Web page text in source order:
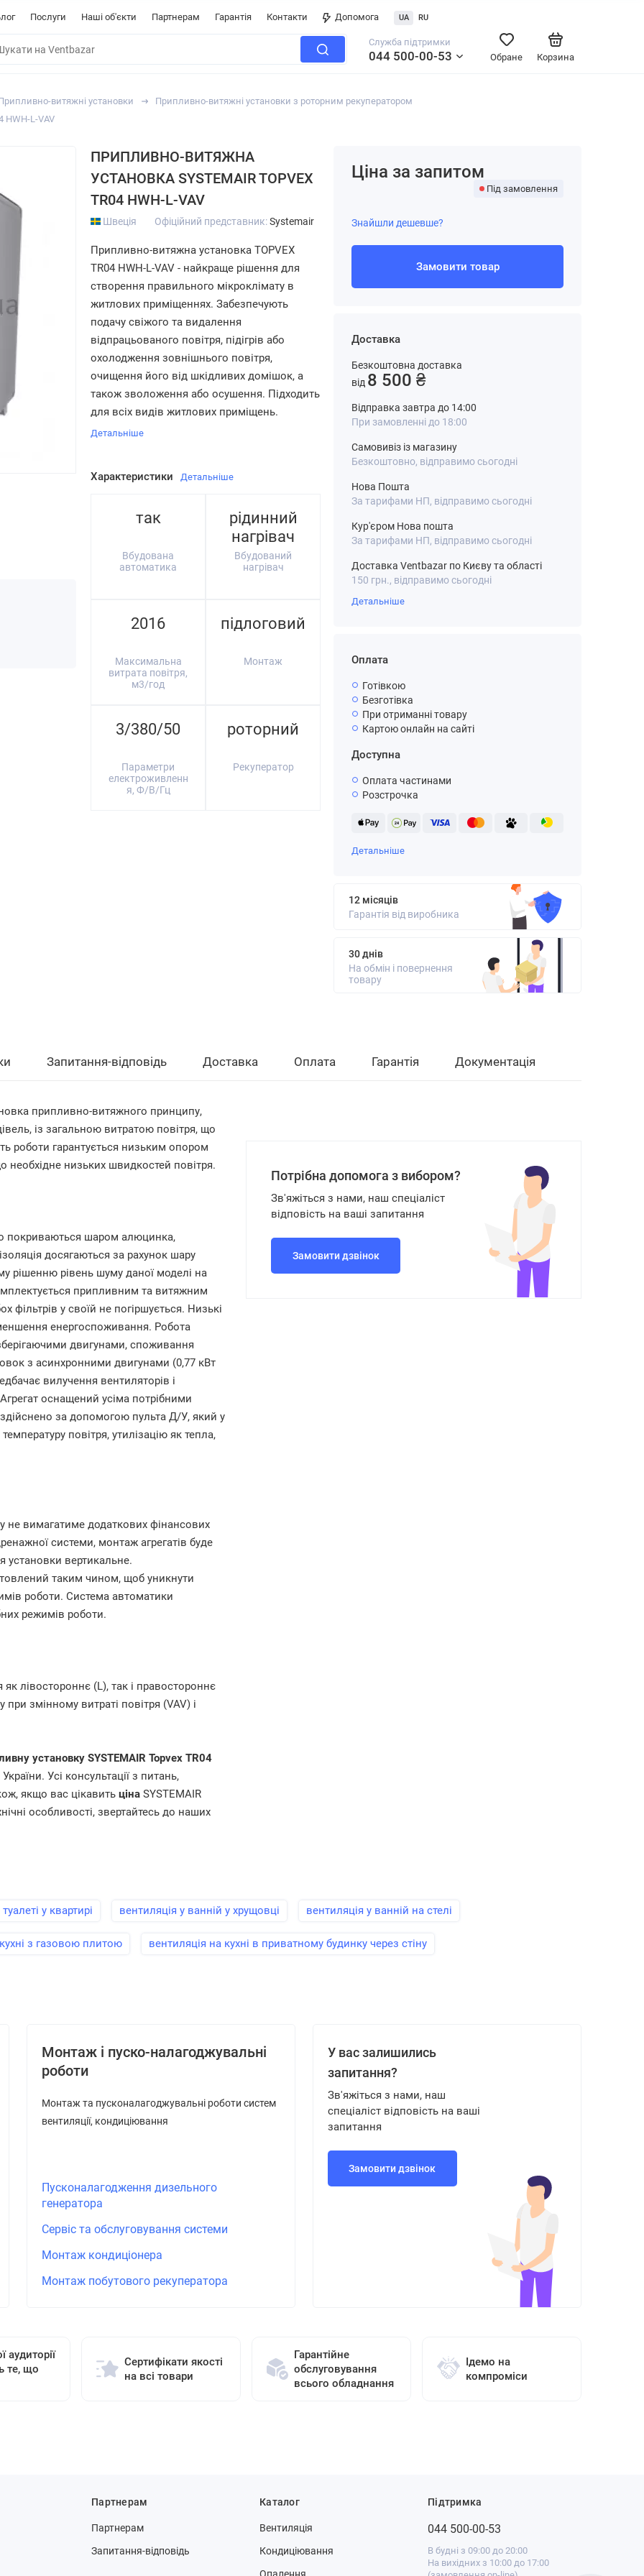
Послуги Наші об'єкти Партнерам Гарантія Контакти Допомога UA RU
Служба підтримки
044 500-00-53 Корзина
Обране
витяжні установки
Припливно-витяжні установки з роторним рекуператором
HWH-L-VAV
ПРИПЛИВНО-ВИТЯЖНА
УСТАНОВКА SYSTEMAIR TOPVEX
TR04 HWH-L-VAV
Швеція Офіційний представник:Systemair
Припливно-витяжна установка TOPVEX
TR04 HWH-L-VAV - найкраще рішення для
створення правильного мікроклімату в
житлових приміщеннях. Забезпечують
подачу свіжого та видалення
відпрацьованого повітря, підігрів або
охолодження зовнішнього повітря,
очищення його від шкідливих домішок, а
також зволоження або осушення. Підходить
для всіх видів житлових приміщень.
Детальніше
Характеристики Детальніше
так
Вбудована
автоматика
рідинний
нагрівач
Вбудований
нагрівач
2016
Максимальна
витрата повітря,
м3/год
підлоговий
Монтаж
3/380/50
Параметри
електроживленн
я, Ф/В/Гц
роторний
Рекуператор
Ціна за запитом
Під замовлення
Знайшли дешевше?
Замовити товар
Доставка
Безкоштовна доставка
від 8 500 ₴
Відправка завтра до 14:00
При замовленні до 18:00
Самовивіз із магазину
Безкоштовно, відправимо сьогодні
Нова Пошта
За тарифами НП, відправимо сьогодні
Кур'єром Нова пошта
За тарифами НП, відправимо сьогодні
Доставка Ventbazar по Києву та області
150 грн., відправимо сьогодні
Детальніше
Оплата
Готівкою
Безготівка
При отриманні товару
Картою онлайн на сайті
Доступна
Оплата частинами
Розстрочка
Детальніше
12 місяців
Гарантія від виробника
30 днів
На обмін і повернення
товару
Запитання-відповідь Доставка Оплата Гарантія Документація
припливно-витяжного принципу,
із загальною витратою повітря, що
роботи гарантується низьким опором
низьких швидкостей повітря.
покриваються шаром алюцинка,
досягаються за рахунок шару
рішенню рівень шуму даної моделі на
припливним та витяжним
у своїй не погіршується. Низькі
енергоспоживання. Робота
двигунами, споживання
з асинхронними двигунами (0,77 кВт
вилучення вентиляторів і
оснащений усіма потрібними
за допомогою пульта Д/У, який у
повітря, утилізацію як тепла,
не вимагатиме додаткових фінансових
системи, монтаж агрегатів буде
вертикальне.
таким чином, щоб уникнути
роботи. Система автоматики
режимів роботи.
лівостороннє (L), так і правостороннє
при змінному витраті повітря (VAV) і
установку SYSTEMAIR Topvex TR04
Усі консультації з питань,
якщо вас цікавить ціна SYSTEMAIR
особливості, звертайтесь до наших
Потрібна допомога з вибором?
Зв'яжіться з нами, наш спеціаліст
відповість на ваші запитання
Замовити дзвінок
у квартирі вентиляція у ванній у хрущовці вентиляція у ванній на стелі
з газовою плитою вентиляція на кухні в приватному будинку через стіну
Монтаж і пуско-налагоджувальні
роботи
Монтаж та пусконалагоджувальні роботи систем
вентиляції, кондиціювання
Пусконалагодження дизельного
генератора
Сервіс та обслуговування системи
Монтаж кондиціонера
Монтаж побутового рекуператора
У вас залишились
запитання?
Зв'яжіться з нами, наш
спеціаліст відповість на ваші
запитання
Замовити дзвінок
аудиторії
те, що
Сертифікати якості
на всі товари
Гарантійне
обслуговування
всього обладнання
Ідемо на
компроміси
Партнерам
Партнерам
Запитання-відповідь
Каталог
Вентиляція
Кондиціювання
Підтримка
044 500-00-53
В будні з 09:00 до 20:00
На вихідних з 10:00 до 17:00